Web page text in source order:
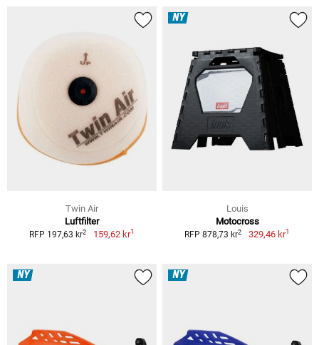
Twin Air
Luftfilter
RFP 197,63 kr2 159,62 kr1
NY
Louis
Motocross
RFP 878,73 kr2 329,46 kr1
NY NY